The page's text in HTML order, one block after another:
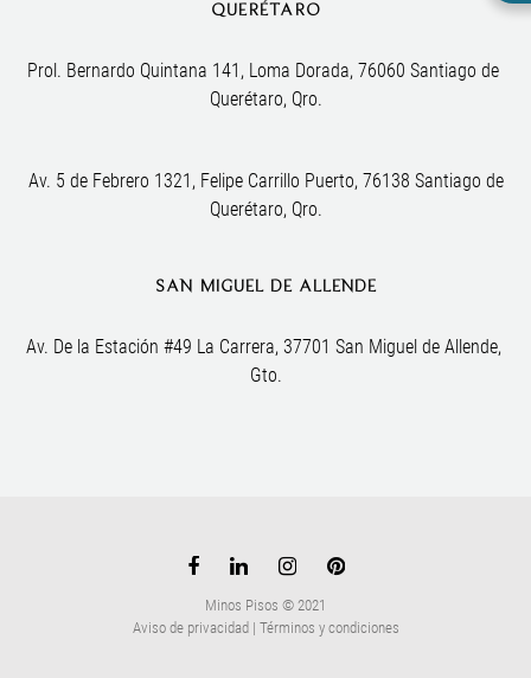
QUERÉTARO
Prol. Bernardo Quintana 141, Loma Dorada, 76060 Santiago de
Querétaro, Qro.
Av. 5 de Febrero 1321, Felipe Carrillo Puerto, 76138 Santiago de
Querétaro, Qro.
SAN MIGUEL DE ALLENDE
Av. De la Estación #49 La Carrera, 37701 San Miguel de Allende,
Gto.
Minos Pisos © 2021
Aviso de privacidad | Términos y condiciones